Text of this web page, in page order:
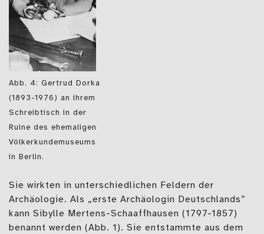
Abb. 4: Gertrud Dorka
(1893-1976) an ihrem
Schreibtisch in der
Ruine des ehemaligen
Völkerkundemuseums
in Berlin.
Sie wirkten in unterschiedlichen Feldern der
Archäologie. Als „erste Archäologin Deutschlands”
kann Sibylle Mertens-Schaaffhausen (1797-1857)
benannt werden (Abb. 1). Sie entstammte aus dem